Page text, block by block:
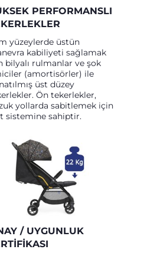
PERFORMANSLI
yüzeylerde üstün
kabiliyeti sağlamak
bilyalı rulmanlar ve şok
(amortisörler) ile
üst düzey
Ön tekerlekler,
yollarda sabitlemek için
sistemine sahiptir.
/ UYGUNLUK